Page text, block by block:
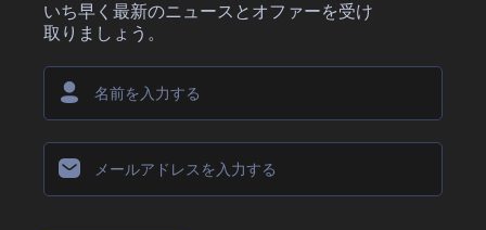
いち早く最新のニュースとオファーを受け
取りましょう。